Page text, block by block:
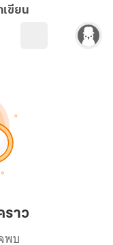
ขียน
ราว
พบ